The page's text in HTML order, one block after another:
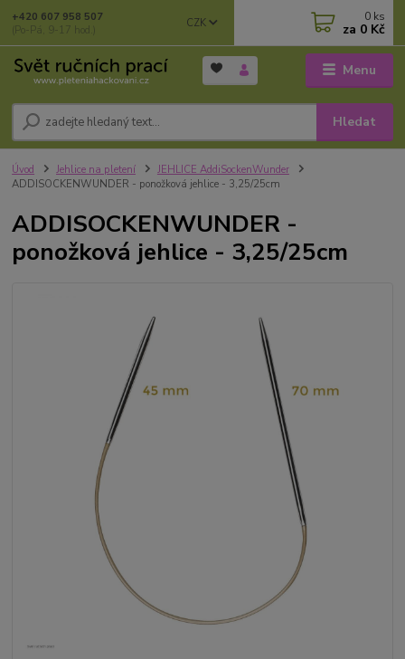
Menu
CZK
Hledat
+420 607 958 507
(Po-Pá, 9-17 hod.)
0 ks
za 0 Kč
Úvod Jehlice na pletení
JEHLICE AddiSockenWunder
ADDISOCKENWUNDER - ponožková jehlice - 3,25/25cm
ADDISOCKENWUNDER -
ponožková jehlice - 3,25/25cm